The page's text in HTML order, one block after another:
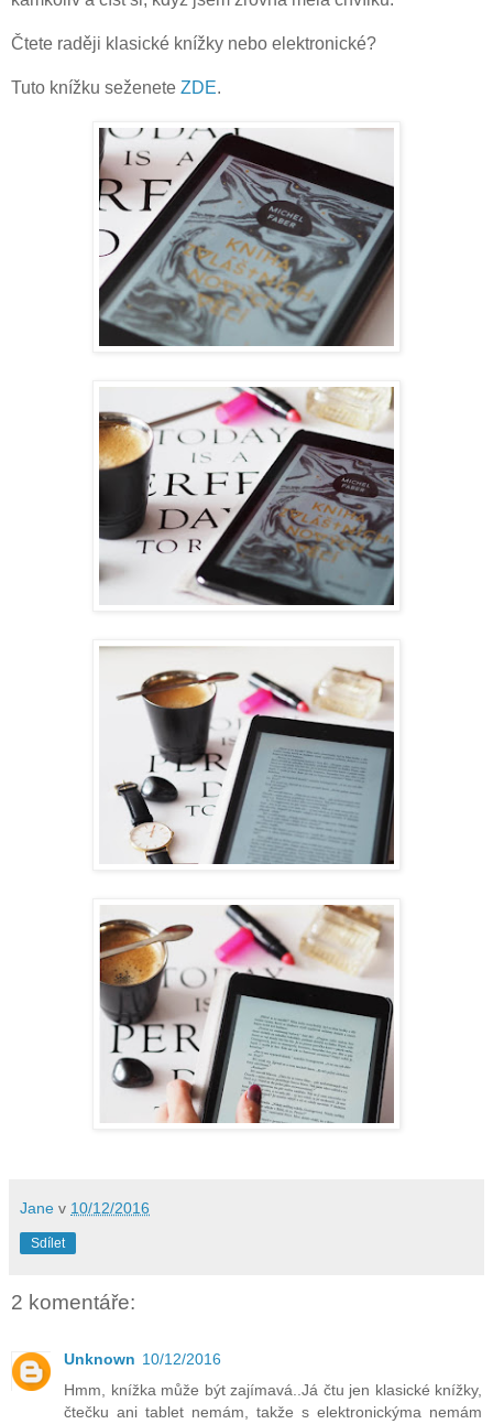
Čtete raději klasické knížky nebo elektronické?
Tuto knížku seženete ZDE.
Jane v 10/12/2016
Sdílet
2 komentáře:
Unknown 10/12/2016
Hmm, knížka může být zajímavá..Já čtu jen klasické knížky,
čtečku ani tablet nemám, takže s elektronickýma nemám